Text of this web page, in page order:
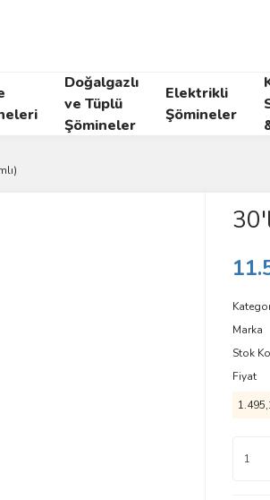
Doğalgazlı
ve Tüplü
Şömineler
Elektrikli
Şömineler
Marka
Stok
Fiyat